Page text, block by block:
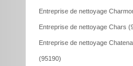
Entreprise de nettoyage
Entreprise de nettoyage Chars
Entreprise de nettoyage
(95190)